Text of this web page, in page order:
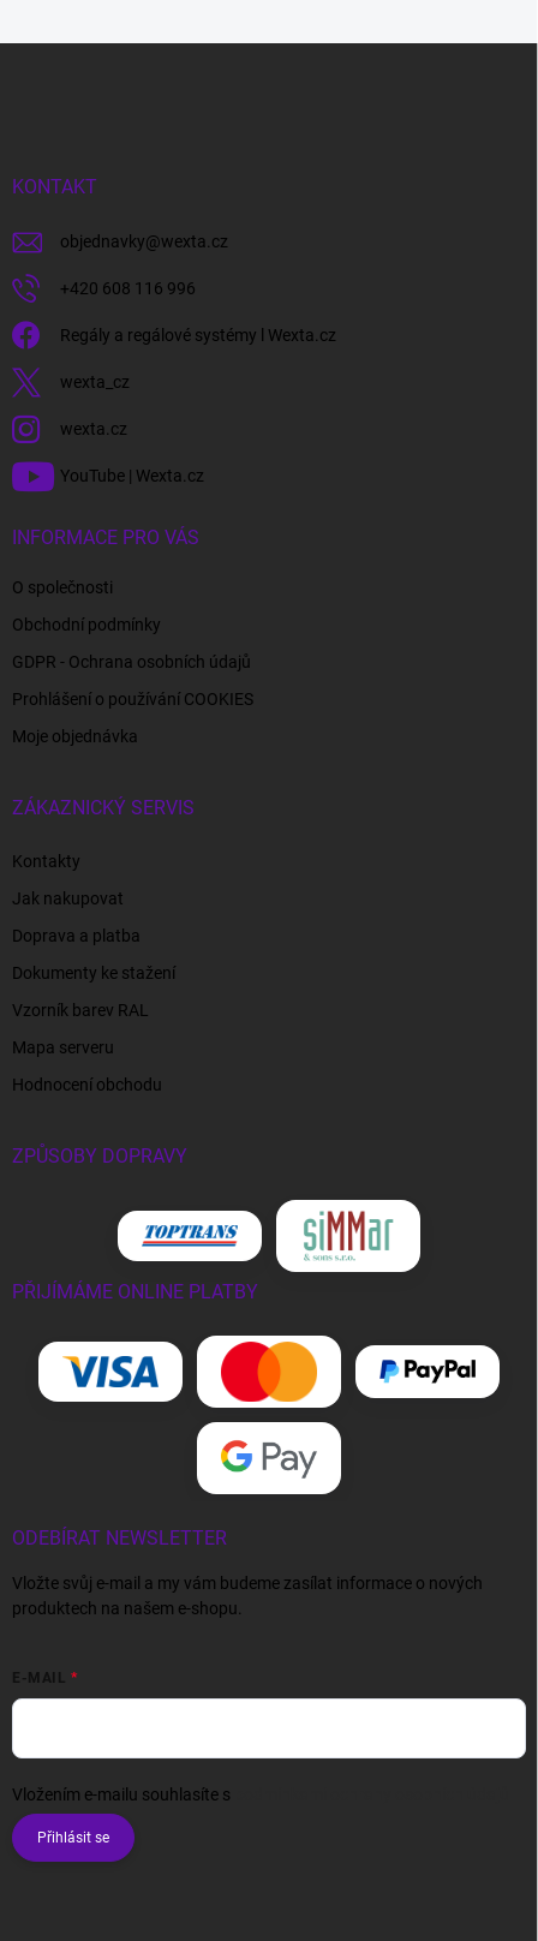
KONTAKT
objednavky@wexta.cz
+420 608 116 996
Regály a regálové systémy l Wexta.cz
wexta_cz
wexta.cz
YouTube | Wexta.cz
INFORMACE PRO VÁS
O společnosti
Obchodní podmínky
GDPR - Ochrana osobních údajů
Prohlášení o používání COOKIES
Moje objednávka
ZÁKAZNICKÝ SERVIS
Kontakty
Jak nakupovat
Doprava a platba
Dokumenty ke stažení
Vzorník barev RAL
Mapa serveru
Hodnocení obchodu
ZPŮSOBY DOPRAVY
PŘIJÍMÁME ONLINE PLATBY
ODEBÍRAT NEWSLETTER
Vložte svůj e-mail a my vám budeme zasílat informace o nových
produktech na našem e-shopu.
E-MAIL
Vložením e-mailu souhlasíte s
Přihlásit se